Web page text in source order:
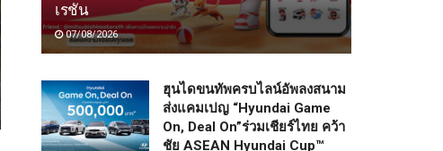
เรชัน
07/08/2026
ฮุนไดขนทัพครบไลน์อัพลงสนาม
ส่งแคมเปญ “Hyundai Game
On, Deal On”ร่วมเชียร์ไทย คว้า
ชัย ASEAN Hyundai Cup™